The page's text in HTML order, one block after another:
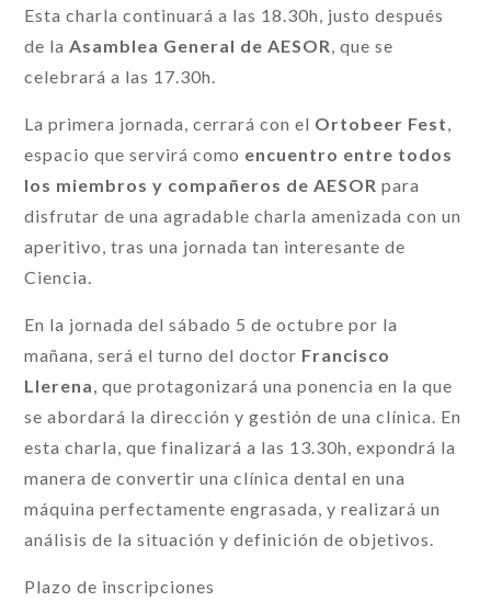
Esta charla continuará a las 18.30h, justo después
de la Asamblea General de AESOR, que se
celebrará a las 17.30h.
La primera jornada, cerrará con el Ortobeer Fest,
espacio que servirá como encuentro entre todos
los miembros y compañeros de AESOR para
disfrutar de una agradable charla amenizada con un
aperitivo, tras una jornada tan interesante de
Ciencia.
En la jornada del sábado 5 de octubre por la
mañana, será el turno del doctor Francisco
Llerena, que protagonizará una ponencia en la que
se abordará la dirección y gestión de una clínica. En
esta charla, que finalizará a las 13.30h, expondrá la
manera de convertir una clínica dental en una
máquina perfectamente engrasada, y realizará un
análisis de la situación y definición de objetivos.
Plazo de inscripciones